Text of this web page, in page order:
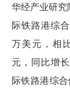
华经产业研
际铁路港综
万美元，相
元，同比增
际铁路港综